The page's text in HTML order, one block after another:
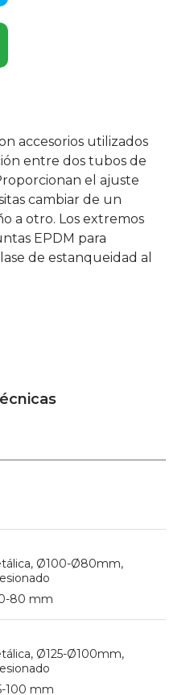
accesorios utilizados
entre dos tubos de
el ajuste
cambiar de un
a otro. Los extremos
EPDM para
de estanqueidad al
Ø100-Ø80mm,
80 mm
Ø125-Ø100mm,
100 mm